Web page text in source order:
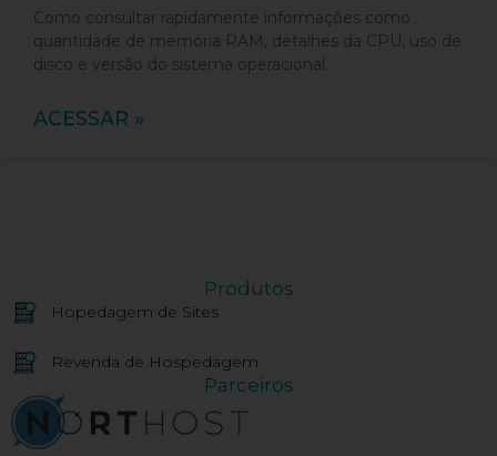
Como consultar rapidamente informações como
quantidade de memória RAM, detalhes da CPU, uso de
disco e versão do sistema operacional.
ACESSAR »
Produtos
Hopedagem de Sites
Revenda de Hospedagem
Parceiros